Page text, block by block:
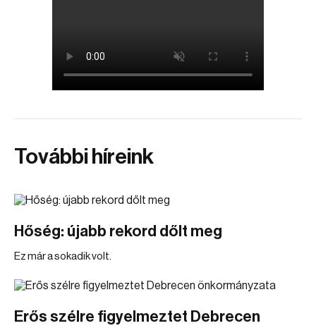
További híreink
Hőség: újabb rekord dőlt meg
Ez már a sokadik volt.
Erős szélre figyelmeztet Debrecen